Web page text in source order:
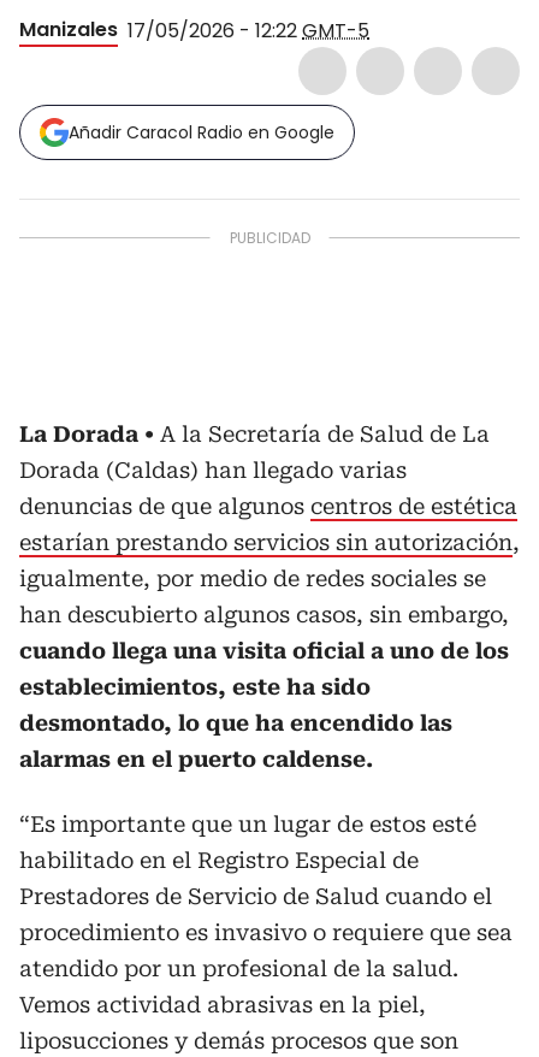
Manizales 17/05/2026 - 12:22GMT-5
Añadir Caracol Radio en Google
La Dorada
A la Secretaría de Salud de La
Dorada (Caldas) han llegado varias
denuncias de que algunos centros de estética
estarían prestando servicios sin autorización,
igualmente, por medio de redes sociales se
han descubierto algunos casos, sin embargo,
cuando llega una visita oficial a uno de los
establecimientos, este ha sido
desmontado, lo que ha encendido las
alarmas en el puerto caldense.
“Es importante que un lugar de estos esté
habilitado en el Registro Especial de
Prestadores de Servicio de Salud cuando el
procedimiento es invasivo o requiere que sea
atendido por un profesional de la salud.
Vemos actividad abrasivas en la piel,
liposucciones y demás procesos que son